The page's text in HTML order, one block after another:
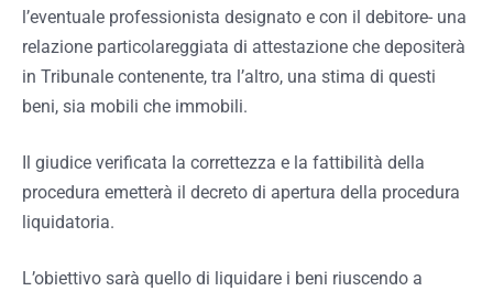
l’eventuale professionista designato e con il debitore- una
relazione particolareggiata di attestazione che depositerà
in Tribunale contenente, tra l’altro, una stima di questi
beni, sia mobili che immobili.
Il giudice verificata la correttezza e la fattibilità della
procedura emetterà il decreto di apertura della procedura
liquidatoria.
L’obiettivo sarà quello di liquidare i beni riuscendo a